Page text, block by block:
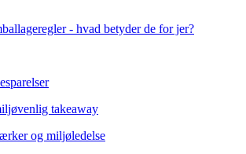
- hvad betyder de for jer?
takeaway
og miljøledelse